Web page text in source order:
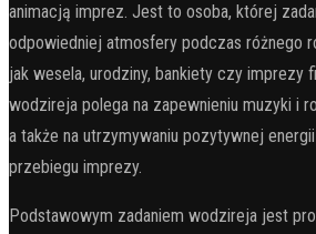
animacją imprez. Jest to osoba, której
odpowiedniej atmosfery podczas różnego
jak wesela, urodziny, bankiety czy imprezy
wodzireja polega na zapewnieniu muzyki i
a także na utrzymywaniu pozytywnej
przebiegu imprezy.
Podstawowym zadaniem wodzireja jest